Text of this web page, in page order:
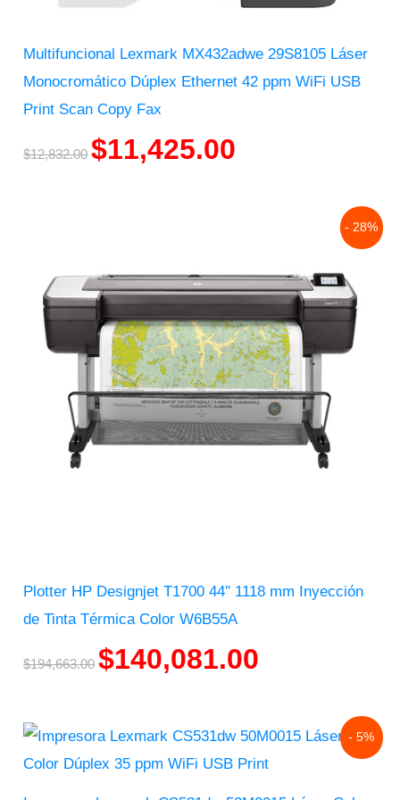
Multifuncional Lexmark MX432adwe 29S8105 Láser
Monocromático Dúplex Ethernet 42 ppm WiFi USB
Print Scan Copy Fax
$12,832.00 $11,425.00
- 28%
Plotter HP Designjet T1700 44″ 1118 mm Inyección
de Tinta Térmica Color W6B55A
$194,663.00
$194,663.00.
$140,081.00
$140,081.00.
- 5%
Original
was:
Current
is: